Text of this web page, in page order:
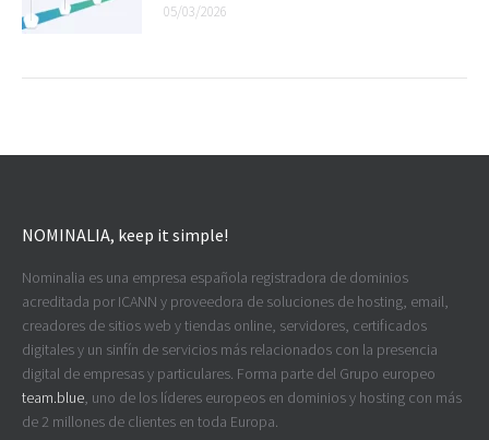
05/03/2026
NOMINALIA, keep it simple!
Nominalia es una empresa española registradora de dominios
acreditada por ICANN y proveedora de soluciones de hosting, email,
creadores de sitios web y tiendas online, servidores, certificados
digitales y un sinfín de servicios más relacionados con la presencia
digital de empresas y particulares. Forma parte del Grupo europeo
team.blue , uno de los líderes europeos en dominios y hosting con más
de 2 millones de clientes en toda Europa.